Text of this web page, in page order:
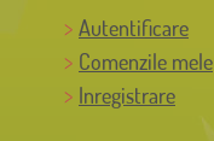
Autentificare
Comenzile mele
Inregistrare